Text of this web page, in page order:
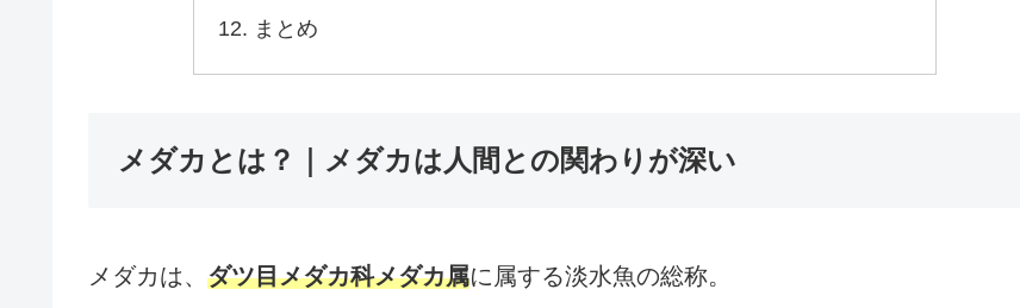
まとめ
メダカとは？｜メダカは人間との関わりが深い
メダカは、 ダツ目メダカ科メダカ属に属する淡水魚の総称。